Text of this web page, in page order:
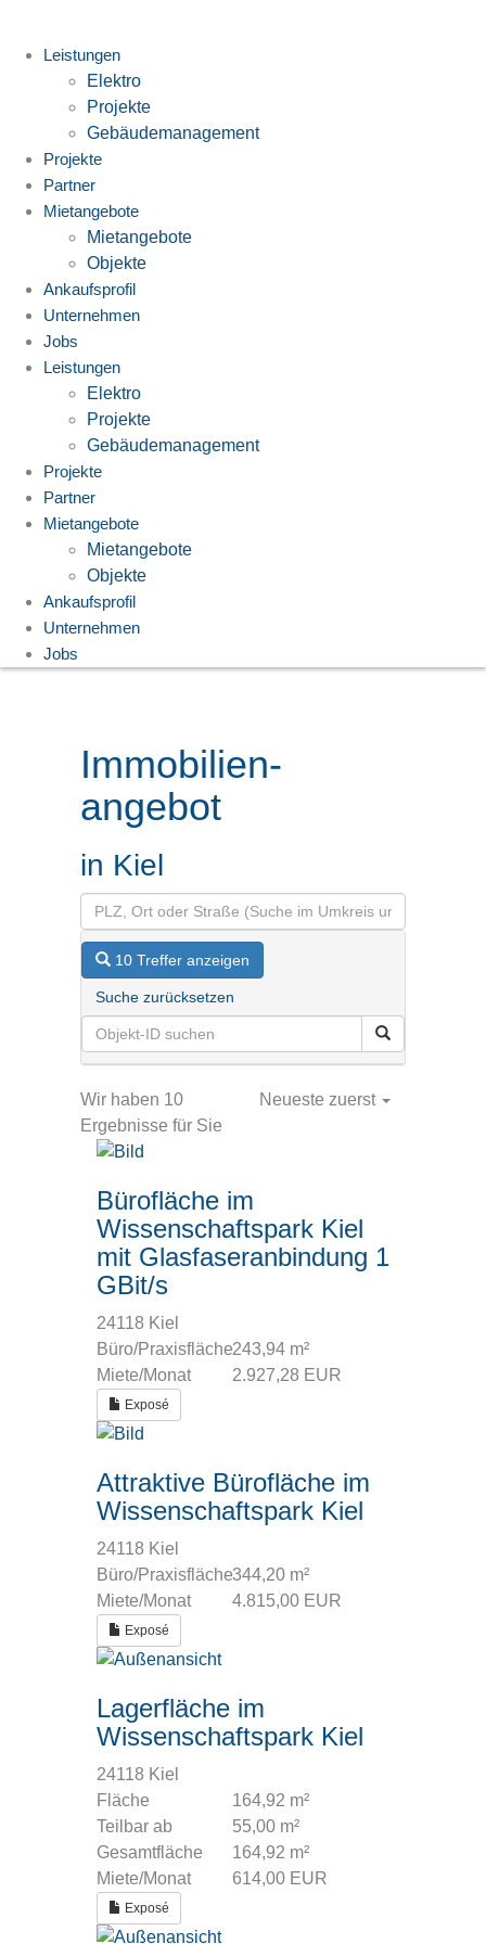
springenLeistungen
Elektro
Projekte
Gebäudemanagement
Projekte
Partner
Mietangebote
Mietangebote
Objekte
Ankaufsprofil
Unternehmen
Jobs
Leistungen
Elektro
Projekte
Gebäudemanagement
Projekte
Partner
Mietangebote
Mietangebote
Objekte
Ankaufsprofil
Unternehmen
Jobs
Immobilien­
angebot
in Kiel
10 Treffer anzeigen
Suche zurücksetzen
Wir haben 10
Ergebnisse für Sie
Neueste zuerst
Bürofläche im
Wissenschaftspark Kiel
mit Glasfaseranbindung 1
GBit/s
24118 Kiel
Büro/Praxisfläche243,94 m²
Miete/Monat
2.927,28 EUR
Exposé
Attraktive Bürofläche im
Wissenschaftspark Kiel
24118 Kiel
Büro/Praxisfläche344,20 m²
Miete/Monat
4.815,00 EUR
Exposé
Lagerfläche im
Wissenschaftspark Kiel
24118 Kiel
Fläche
164,92 m²
Teilbar ab
55,00 m²
Gesamtfläche
164,92 m²
Miete/Monat
614,00 EUR
Exposé